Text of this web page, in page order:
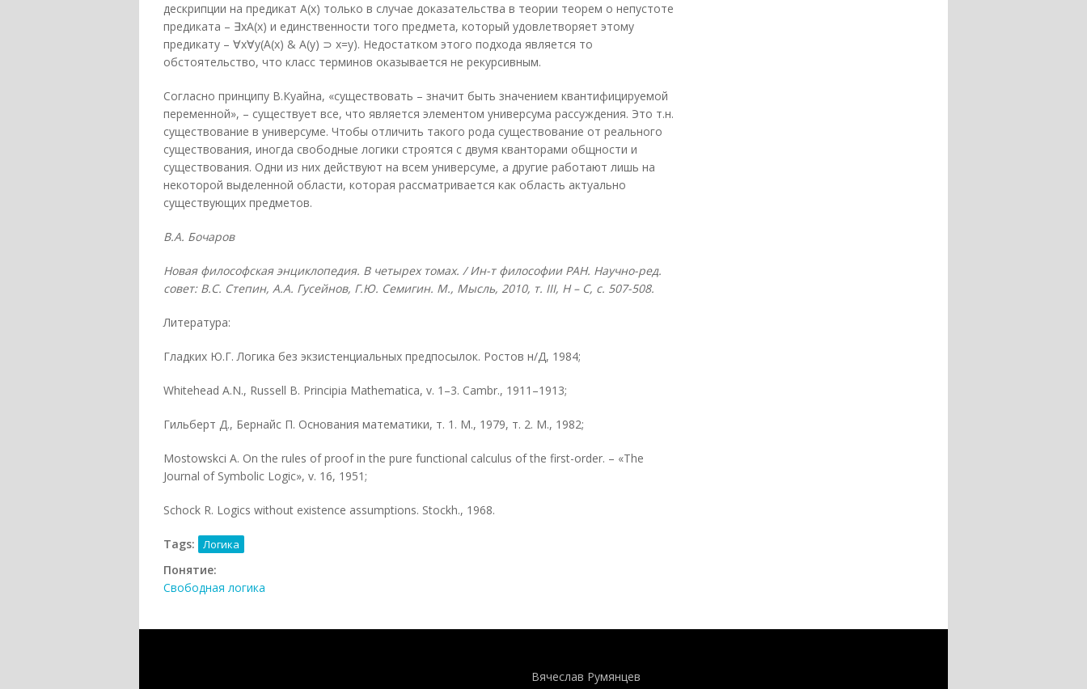
дескрипции на предикат А(х) только в случае доказательства в теории теорем о непустоте
предиката – ∃xΑ(x) и единственности того предмета, который удовлетворяет этому
предикату – ∀x∀y(A(x) & А(у) ⊃ x=у). Недостатком этого подхода является то
обстоятельство, что класс терминов оказывается не рекурсивным.
Согласно принципу В.Куайна, «существовать – значит быть значением квантифицируемой
переменной», – существует все, что является элементом универсума рассуждения. Это т.н.
существование в универсуме. Чтобы отличить такого рода существование от реального
существования, иногда свободные логики строятся с двумя кванторами общности и
существования. Одни из них действуют на всем универсуме, а другие работают лишь на
некоторой выделенной области, которая рассматривается как область актуально
существующих предметов.
В.А. Бочаров
Новая философская энциклопедия. В четырех томах. / Ин-т философии РАН. Научно-ред.
совет: В.С. Степин, А.А. Гусейнов, Г.Ю. Семигин. М., Мысль, 2010, т. III, Н – С, с. 507-508.
Литература:
Гладких Ю.Г. Логика без экзистенциальных предпосылок. Ростов н/Д, 1984;
Whitehead A.N., Russell В. Principia Mathematica, v. 1–3. Cambr., 1911–1913;
Гильберт Д., Бернайс П. Основания математики, т. 1. М., 1979, т. 2. М., 1982;
Mostowskci A. On the rules of proof in the pure functional calculus of the first-order. – «The
Journal of Symbolic Logic», v. 16, 1951;
Schock R. Logics without existence assumptions. Stockh., 1968.
Tags: Логика
Понятие:
Свободная логика
Вячеслав Румянцев